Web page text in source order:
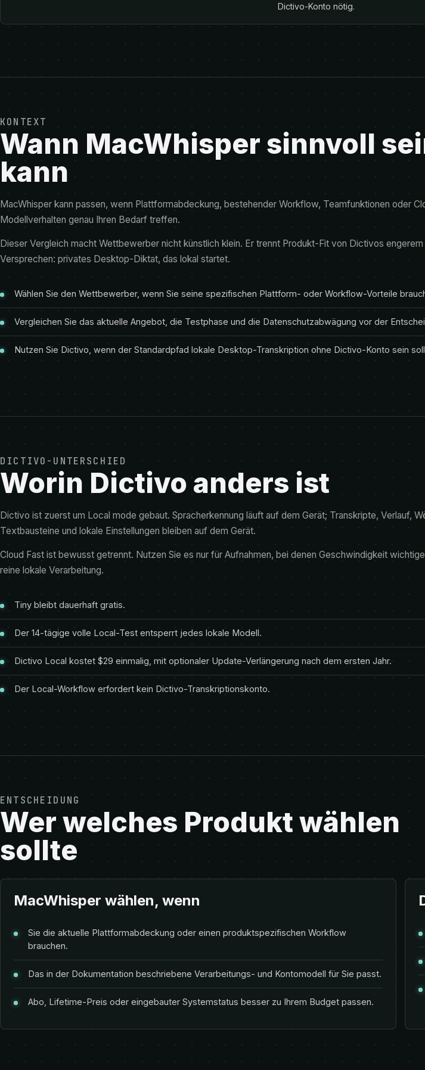
Dictivo-Konto nötig.
KONTEXT
Wann MacWhisper sinnvoll
kann
MacWhisper kann passen, wenn Plattformabdeckung, bestehender Workflow, Teamfunktionen oder
Modellverhalten genau Ihren Bedarf treffen.
Dieser Vergleich macht Wettbewerber nicht künstlich klein. Er trennt Produkt-Fit von Dictivos engerem
Versprechen: privates Desktop-Diktat, das lokal startet.
Wählen Sie den Wettbewerber, wenn Sie seine spezifischen Plattform- oder Workflow-Vorteile
Vergleichen Sie das aktuelle Angebot, die Testphase und die Datenschutzabwägung vor der
Nutzen Sie Dictivo, wenn der Standardpfad lokale Desktop-Transkription ohne Dictivo-Konto sein
DICTIVO-UNTERSCHIED
Worin Dictivo anders ist
Dictivo ist zuerst um Local mode gebaut. Spracherkennung läuft auf dem Gerät; Transkripte, Verlauf,
Textbausteine und lokale Einstellungen bleiben auf dem Gerät.
Cloud Fast ist bewusst getrennt. Nutzen Sie es nur für Aufnahmen, bei denen Geschwindigkeit
reine lokale Verarbeitung.
Tiny bleibt dauerhaft gratis.
Der 14-tägige volle Local-Test entsperrt jedes lokale Modell.
Dictivo Local kostet $29 einmalig, mit optionaler Update-Verlängerung nach dem ersten Jahr.
Der Local-Workflow erfordert kein Dictivo-Transkriptionskonto.
ENTSCHEIDUNG
Wer welches Produkt wählen
sollte
MacWhisper wählen, wenn
Sie die aktuelle Plattformabdeckung oder einen produktspezifischen Workflow
brauchen.
Das in der Dokumentation beschriebene Verarbeitungs- und Kontomodell für Sie passt.
Abo, Lifetime-Preis oder eingebauter Systemstatus besser zu Ihrem Budget passen.